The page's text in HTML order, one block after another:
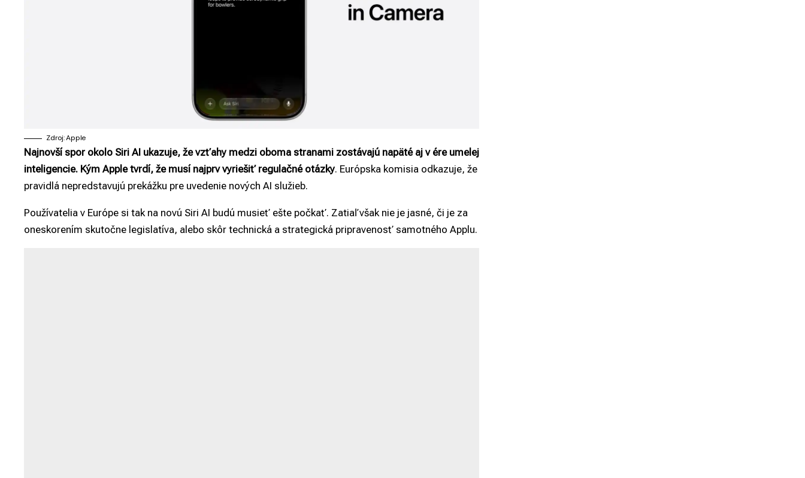
Zdroj: Apple
Najnovší spor okolo Siri AI ukazuje, že vzťahy medzi oboma stranami zostávajú napäté aj v ére umelej
inteligencie. Kým Apple tvrdí, že musí najprv vyriešiť regulačné otázky. Európska komisia odkazuje, že
pravidlá nepredstavujú prekážku pre uvedenie nových AI služieb.
Používatelia v Európe si tak na novú Siri AI budú musieť ešte počkať. Zatiaľ však nie je jasné, či je za
oneskorením skutočne legislatíva, alebo skôr technická a strategická pripravenosť samotného Applu.